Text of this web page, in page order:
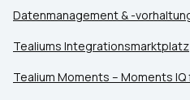
Datenmanagement & -
Tealiums Integrationsmarktplatz
Tealium Moments – Moments